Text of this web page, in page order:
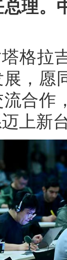
理。
格拉
，愿
合作
上新